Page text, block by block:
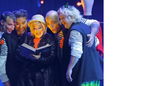
hermanos
Aragón
Teatrales